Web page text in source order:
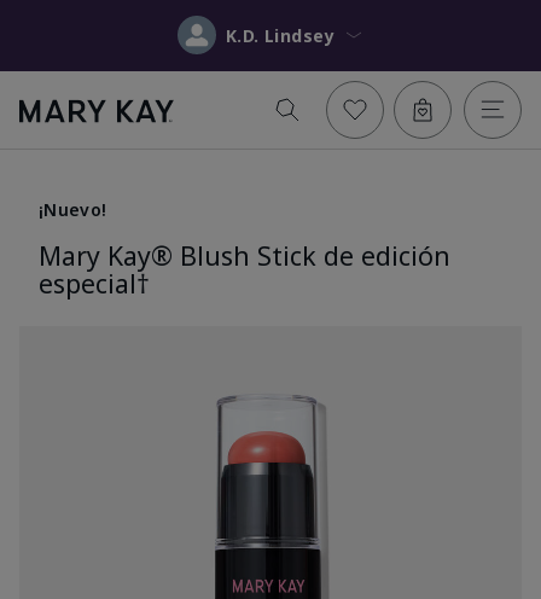
K.D. Lindsey
¡Nuevo!
Mary Kay® Blush Stick de edición
especial†